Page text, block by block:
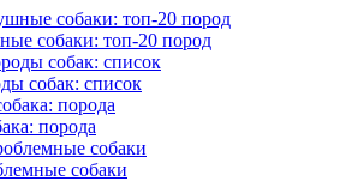
собаки: топ-20 пород
собак: список
порода
собаки